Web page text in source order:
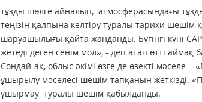
тұзды шөлге айналып, атмосферасындағы
теңізін қалпына келтіру туралы тарихи
шаруашылығы қайта жанданды. Бүгінгі күні
жетеді деген сенім мол», - деп атап өтті аймақ
Сондай-ақ, облыс әкімі өзге де өзекті
ұшырылу мәселесі шешім тапқанын
ұшырмау туралы шешім қабылданды.